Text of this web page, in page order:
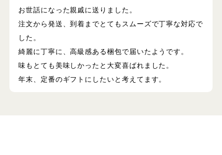
お世話になった親戚に送りました。
注文から発送、到着までとてもスムーズで丁寧な対応で
した。
綺麗に丁寧に、高級感ある梱包で届いたようです。
味もとても美味しかったと大変喜ばれました。
年末、定番のギフトにしたいと考えてます。